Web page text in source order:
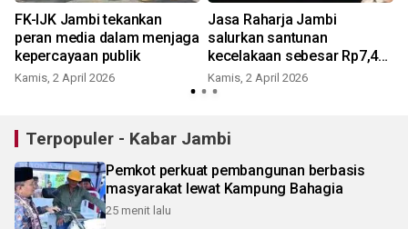
FK-IJK Jambi tekankan
peran media dalam menjaga
kepercayaan publik
Kamis, 2 April 2026
Jasa Raharja Jambi
salurkan santunan
kecelakaan sebesar Rp7,4
miliar
Kamis, 2 April 2026
Terpopuler - Kabar Jambi
Pemkot perkuat pembangunan berbasis
masyarakat lewat Kampung Bahagia
25 menit lalu